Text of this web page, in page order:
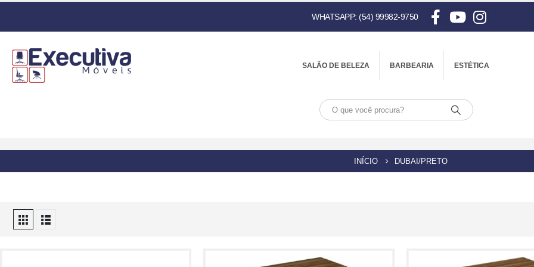
WHATSAPP: (54) 99982-9750
SALÃO DE BELEZA BARBEARIA ESTÉTICA
INÍCIO DUBAI/PRETO